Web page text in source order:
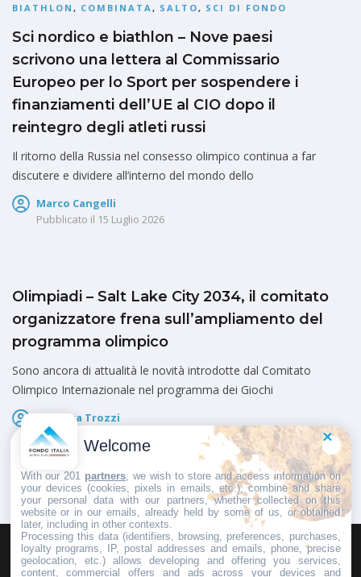
BIATHLON , COMBINATA, SALTO, SCI DI FONDO
Sci nordico e biathlon – Nove paesi
scrivono una lettera al Commissario
Europeo per lo Sport per sospendere i
finanziamenti dell’UE al CIO dopo il
reintegro degli atleti russi
Il ritorno della Russia nel consesso olimpico continua a far
discutere e dividere all’interno del mondo dello
Marco Cangelli
Pubblicato il 15 Luglio 2026
Olimpiadi – Salt Lake City 2034, il comitato
organizzatore frena sull’ampliamento del
programma olimpico
Sono ancora di attualità le novità introdotte dal Comitato
Olimpico Internazionale nel programma dei Giochi
Federica Trozzi
Pubblicato il
HOMEPAGEREDAZIONEINVIA UN COMUNICATO STAMPA
Welcome
With our 201 partners , we wish to store and access information on
your devices (cookies, pixels in emails, etc.), combine and share
your personal data with our partners, whether collected on this
website or in our emails, already held by some of us, or obtained
later, including in other contexts.
Processing this data (identifiers, browsing, preferences, purchases,
loyalty programs, IP, postal addresses and emails, phone, precise
geolocation, etc.) allows developing and offering you services,
content, commercial offers and ads across your devices and